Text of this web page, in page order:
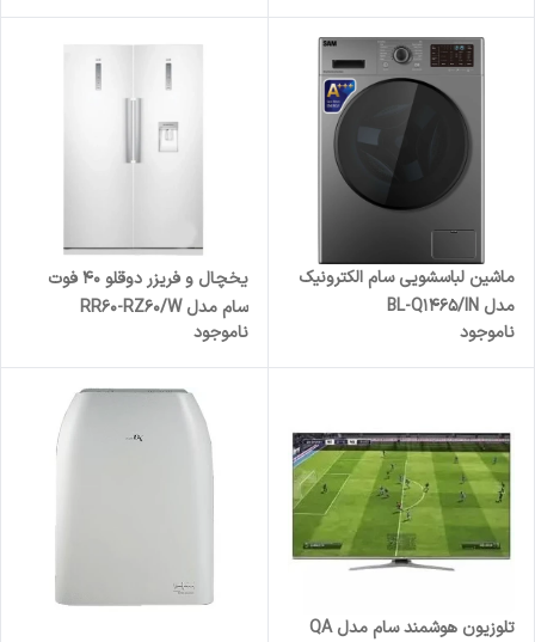
ماشین لباسشویی سام الکترونیک
مدل BL-Q1465/IN
ناموجود
یخچال و فریزر دوقلو 40 فوت
سام مدل RR60-RZ60/W
ناموجود
تلوزیون هوشمند سام مدل QA